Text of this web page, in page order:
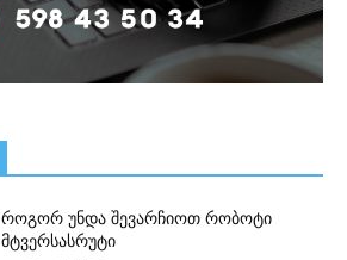
როგორ უნდა შევარჩიოთ რობოტი
მტვერსასრუტი